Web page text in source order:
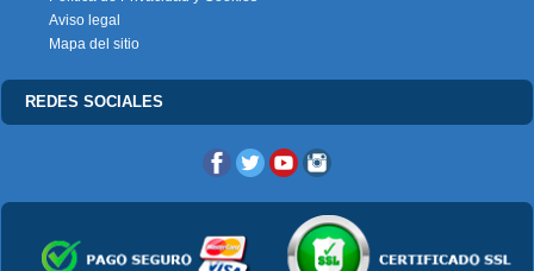
Aviso legal
Mapa del sitio
REDES SOCIALES